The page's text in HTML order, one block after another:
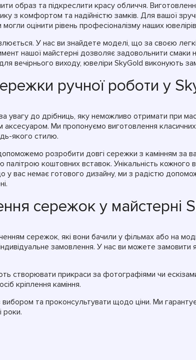
образ та підкреслити красу обличчя.
з комфортом та надійністю замків. Для вашої
оцінити рівень професіоналізму наших
У нас ви знайдете моделі, що за своєю
нашої майстерні дозволяє задовольнити смаки
вечірнього виходу, ювеліри SkyGold виконують
ручної роботи у
увагу до дрібниць, яку неможливо отримати при
Ми пропонуємо виготовлення
якого стилю.
розробити довгі сережки з камінням за
коштовних вставок. Унікальність кожного
у вас немає готового дизайну, ми з радістю
сережок у майстерні
сережок, які вони бачили у фільмах або на
замовлення. У нас ви можете замовити
створювати прикраси за фотографіями чи
кріплення каміння.
та проконсультувати щодо ціни. Ми
роки.